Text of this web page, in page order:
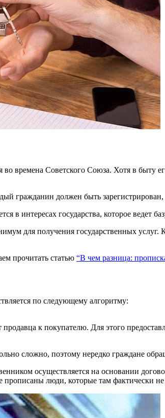
времена Советского Союза. Хотя в быту
гражданин должен быть
в интересах государства, которое
для получения государственных
прочитать статью “В чем разница:
по следующему алгоритму:
к покупателю. Для этого
сложно, поэтому нередко граждане
осуществляется на основании
люди, которые там фактически не